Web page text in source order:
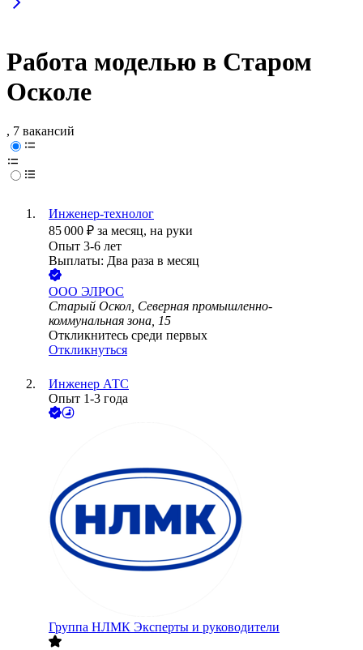
Работа моделью в Старом
Осколе
, 7 вакансий
Инженер-технолог
85 000 ₽ за месяц, на руки
Опыт 3-6 лет
Выплаты: Два раза в месяц
ООО ЭЛРОС
Старый Оскол, Северная промышленно-
коммунальная зона, 15
Откликнитесь среди первых
Откликнуться
Инженер АТС
Опыт 1-3 года
Группа НЛМК Эксперты и руководители